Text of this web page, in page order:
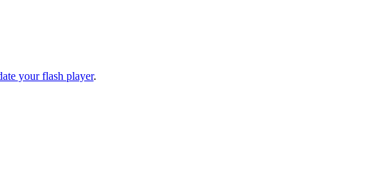
your flash player.